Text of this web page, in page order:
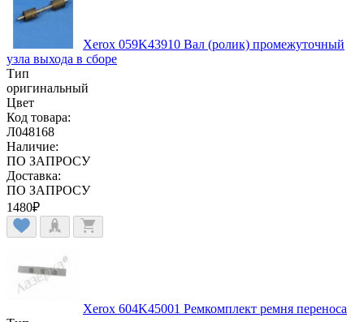
Xerox 059K43910 Вал (ролик) промежуточный
узла выхода в сборе
Тип
оригинальный
Цвет
Код товара:
Л048168
Наличие:
ПО ЗАПРОСУ
Доставка:
ПО ЗАПРОСУ
1480₽
Xerox 604K45001 Ремкомплект ремня переноса